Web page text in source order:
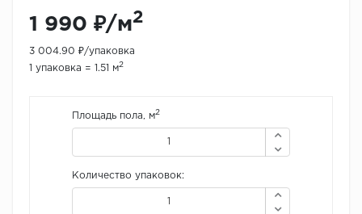
1 990 ₽/м2
3 004.90 ₽/упаковка
1 упаковка = 1.51 м2
Площадь пола, м2
Количество упаковок: